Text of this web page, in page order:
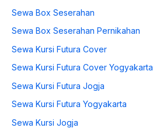
Sewa Box Seserahan
Sewa Box Seserahan Pernikahan
Sewa Kursi Futura Cover
Sewa Kursi Futura Cover Yogyakarta
Sewa Kursi Futura Jogja
Sewa Kursi Futura Yogyakarta
Sewa Kursi Jogja